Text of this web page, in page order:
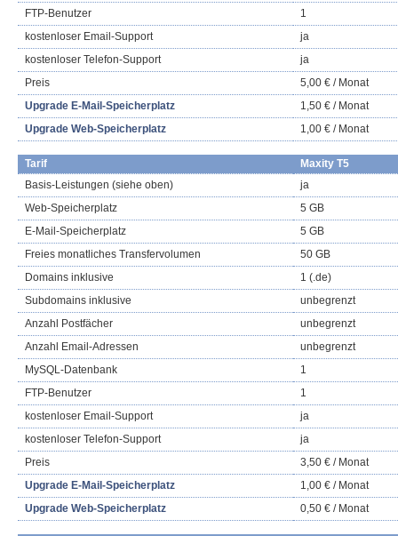
FTP-Benutzer
1
kostenloser Email-Support
ja
kostenloser Telefon-Support
ja
Preis
5,00 € / Monat
Upgrade E-Mail-Speicherplatz
1,50 € / Monat
Upgrade Web-Speicherplatz
1,00 € / Monat
Tarif
Maxity T5
Basis-Leistungen (siehe oben)
ja
Web-Speicherplatz
5 GB
E-Mail-Speicherplatz
5 GB
Freies monatliches Transfervolumen
50 GB
Domains inklusive
1 (.de)
Subdomains inklusive
unbegrenzt
Anzahl Postfächer
unbegrenzt
Anzahl Email-Adressen
unbegrenzt
MySQL-Datenbank
1
FTP-Benutzer
1
kostenloser Email-Support
ja
kostenloser Telefon-Support
ja
Preis
3,50 € / Monat
Upgrade E-Mail-Speicherplatz
1,00 € / Monat
Upgrade Web-Speicherplatz
0,50 € / Monat